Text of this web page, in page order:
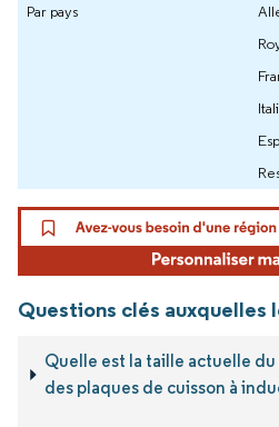
Par pays
Questions clés auxquelles
Quelle est la taille actuelle
des plaques de cuisson à